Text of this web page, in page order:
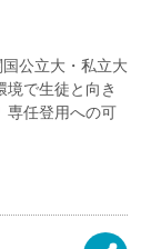
公立大・私立大
境で生徒と向き
専任登用への可